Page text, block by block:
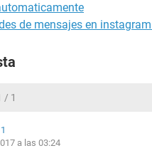
de mensajes en
/ 1
a las 03:24